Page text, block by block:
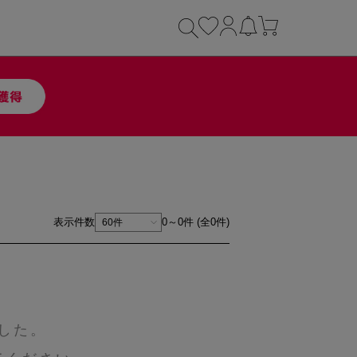
表示件数 0～0件 (全0件)
た。